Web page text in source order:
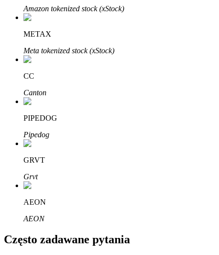
Naucz się stakingu
Dowiedz się, jak uzyskać dochód pasywny
Bitrue
Bitruści Partnerzy
Afiliaci Bitrue
Aż do 65% prowizji!
Amazon tokenized stock (xStock)
METAX
Meta tokenized stock (xStock)
CC
Canton
PIPEDOG
Pipedog
GRVT
Grvt
AEON
AEON
Często zadawane pytania